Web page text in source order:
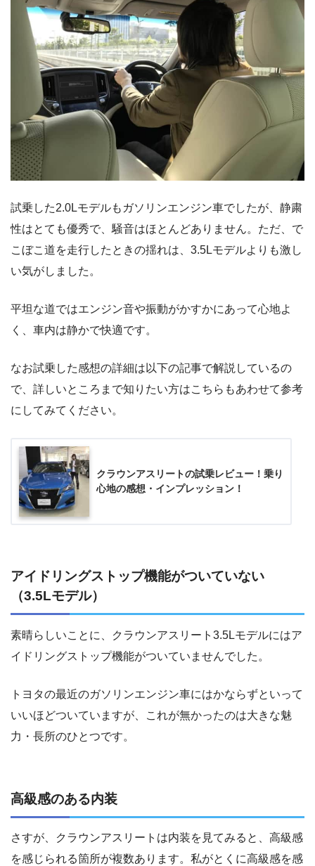
試乗した2.0Lモデルもガソリンエンジン車でしたが、静粛
性はとても優秀で、騒音はほとんどありません。ただ、で
こぼこ道を走行したときの揺れは、3.5Lモデルよりも激し
い気がしました。
平坦な道ではエンジン音や振動がかすかにあって心地よ
く、車内は静かで快適です。
なお試乗した感想の詳細は以下の記事で解説しているの
で、詳しいところまで知りたい方はこちらもあわせて参考
にしてみてください。
クラウンアスリートの試乗レビュー！乗り
心地の感想・インプレッション！
アイドリングストップ機能がついていない
（3.5Lモデル）
素晴らしいことに、クラウンアスリート3.5Lモデルにはア
イドリングストップ機能がついていませんでした。
トヨタの最近のガソリンエンジン車にはかならずといって
いいほどついていますが、これが無かったのは大きな魅
力・長所のひとつです。
高級感のある内装
さすが、クラウンアスリートは内装を見てみると、高級感
を感じられる箇所が複数あります。私がとくに高級感を感